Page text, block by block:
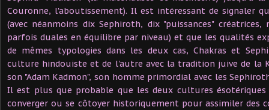
Couronne, l'aboutissement). Il est intéressant de signaler
(avec néanmoins dix Sephiroth, dix "puissances"
parfois duales en équilibre par niveau) et que les qualités
de mêmes typologies dans les deux cas, Chakras et
culture hindouiste et de l'autre avec la tradition juive de la
son "Adam Kadmon", son homme primordial avec les
Il est plus que probable que les deux cultures
converger ou se côtoyer historiquement pour assimiler des